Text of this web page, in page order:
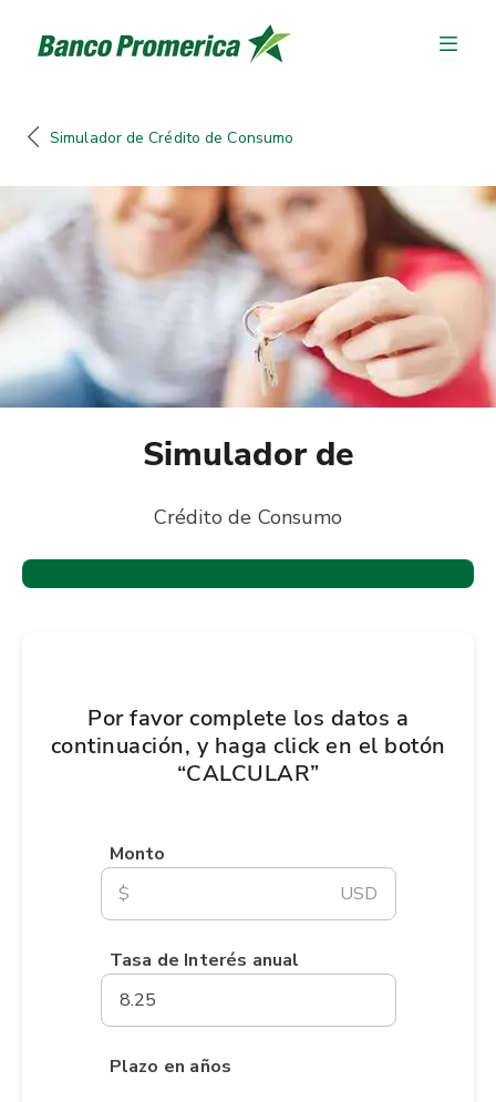
Simulador de Crédito de Consumo
Simulador de
Crédito de Consumo
Por favor complete los datos a
continuación, y haga click en el botón
“CALCULAR”
Monto
$
USD
Tasa de Interés anual
Plazo en años